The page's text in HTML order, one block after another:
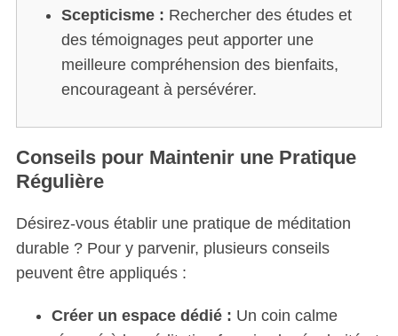
Scepticisme : Rechercher des études et
des témoignages peut apporter une
meilleure compréhension des bienfaits,
encourageant à persévérer.
Conseils pour Maintenir une Pratique
Régulière
Désirez-vous établir une pratique de méditation
durable ? Pour y parvenir, plusieurs conseils
peuvent être appliqués :
Créer un espace dédié : Un coin calme